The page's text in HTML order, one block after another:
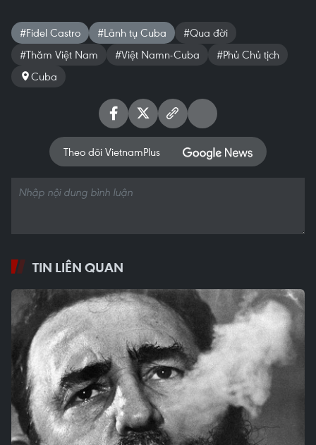
#Fidel Castro #Lãnh tụ Cuba
#Qua đời
#Thăm Việt Nam
#Việt Namn-Cuba
#Phủ Chủ tịch
Cuba
Theo dõi VietnamPlus
TIN LIÊN QUAN